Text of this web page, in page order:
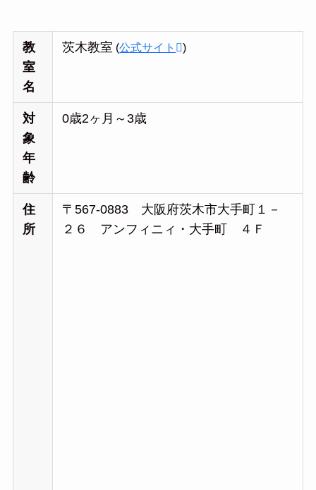
教
室
名
茨木教室 (公式サイト )
対
象
年
齢
0歳2ヶ月～3歳
住
所
〒567-0883 大阪府茨木市大手町１－
２６ アンフィニィ・大手町 ４Ｆ